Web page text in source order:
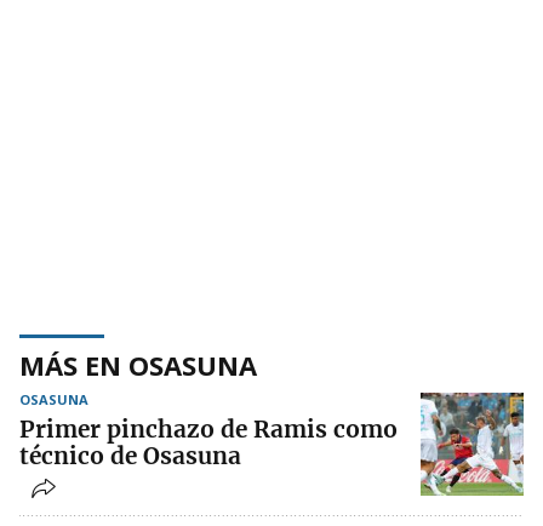
MÁS EN OSASUNA
OSASUNA
Primer pinchazo de Ramis como
técnico de Osasuna